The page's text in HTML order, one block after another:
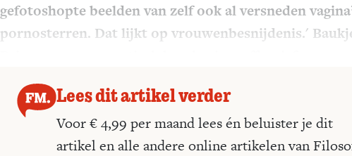
gefotoshopte beelden van zelf ook al versneden
pornosterren. Dat lijkt op vrouwenbesnijdenis.'
Lees dit artikel verder
Voor € 4,99 per maand lees én beluister je dit
artikel en alle andere online artikelen van